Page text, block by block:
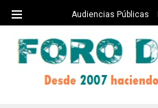
Audiencias Públicas